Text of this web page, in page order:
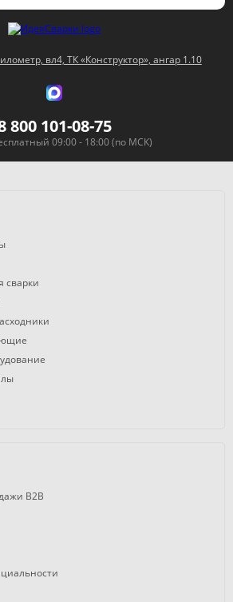
вл4, ТК «Конструктор», ангар 1.10
800 101-08-75
09:00 - 18:00 (по МСК)
сварки
B2B